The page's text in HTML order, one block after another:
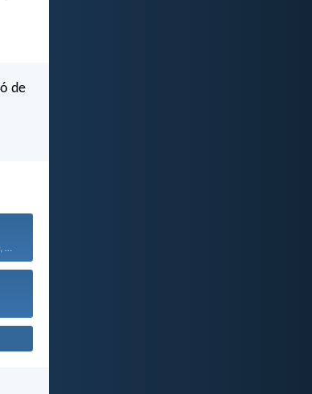
de
Entonces Jesús, mirándolos, dijo...